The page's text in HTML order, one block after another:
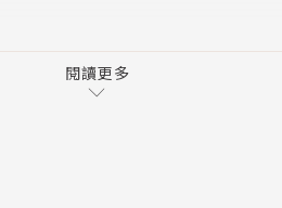
人們，尋找身心靈真正休養的
送給大家的年末禮物。這一期
閱讀更多